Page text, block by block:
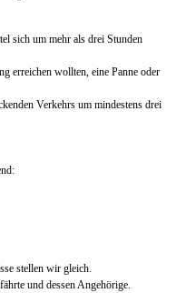
sich um mehr als drei Stunden
erreichen wollten, eine Panne oder
Verkehrs um mindestens drei
stellen wir gleich.
und dessen Angehörige.